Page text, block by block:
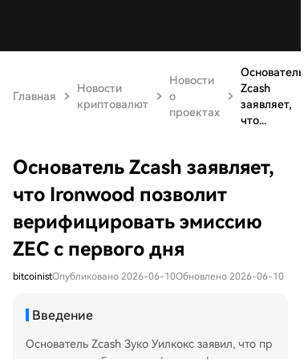
Главная
Новости
криптовалют
Новости
о
проектах
Основатель
Zcash
заявляет,
что...
Основатель Zcash заявляет,
что Ironwood позволит
верифицировать эмиссию
ZEC с первого дня
bitcoinistОпубликовано 2026-06-10Обновлено 2026-06-10
Введение
Основатель Zcash Зуко Уилкокс заявил, что пр